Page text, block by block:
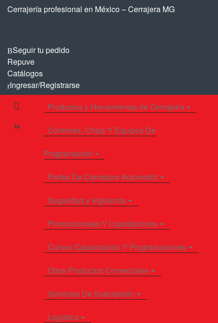
Saltar
Saltar
Cerrajería profesional en México – Cerrajera MG
Seguir tu pedido
Repuve
Catálogos
Ingresar/Registrarse
Productos y Herramientas de Cerrajeria
Controles, Chips Y Equipos De
Programación
Partes De Cerradura Automotriz
Seguridad y Vigilancia
Promocionales Y Liquidaciones
Cursos Capacitación Y Programaciones
Otros Productos Comerciales
Servicios De Suscripción
Logística